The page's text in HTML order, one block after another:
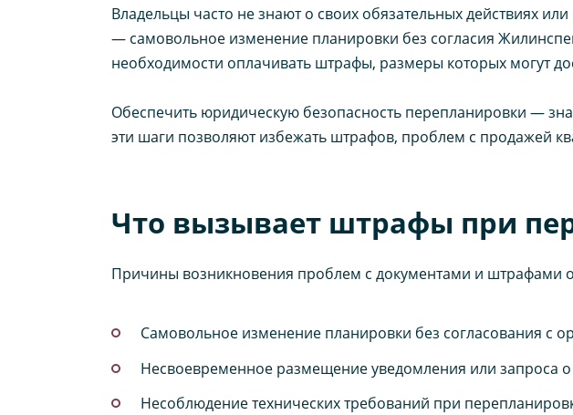
Владельцы часто не знают о своих обязательных действиях
— самовольное изменение планировки без согласия
необходимости оплачивать штрафы, размеры которых могут
Обеспечить юридическую безопасность перепланировки —
эти шаги позволяют избежать штрафов, проблем с продажей
Что вызывает штрафы при
Причины возникновения проблем с документами и штрафами
Самовольное изменение планировки без согласования с
Несвоевременное размещение уведомления или запроса о
Несоблюдение технических требований при